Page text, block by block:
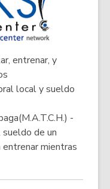
entrenar, y
local y sueldo
-
de un
mientras